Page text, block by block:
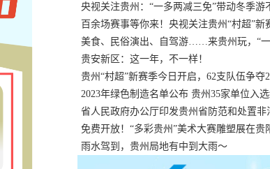
错过
央视关注贵州：“一多两减三免”带动冬季游
温
百余场赛事等你来！央视关注贵州“村超”新
正式“打响”
美食、民俗演出、自驾游……来贵州玩，“
两减三免”！
贵安新区：这一年，不一样！
贵州“村超”新赛季今日开启，62支队伍争夺
名额
2023年绿色制造名单公布 贵州35家单位入
色工厂
省人民政府办公厅印发贵州省防范和处置非
资工作实施细则
免费开放！“多彩贵州”美术大赛雕塑展在贵
展，持续至1月19日
雨水驾到，贵州局地有中到大雨～